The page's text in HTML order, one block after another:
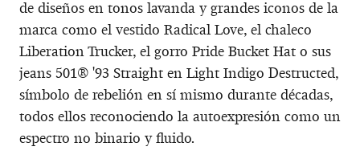
de diseños en tonos lavanda y grandes iconos de la
marca como el vestido Radical Love, el chaleco
Liberation Trucker, el gorro Pride Bucket Hat o sus
jeans 501® '93 Straight en Light Indigo Destructed,
símbolo de rebelión en sí mismo durante décadas,
todos ellos reconociendo la autoexpresión como un
espectro no binario y fluido.